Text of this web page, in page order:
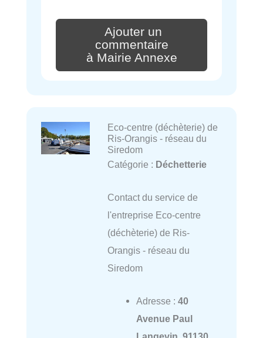
Ajouter un
commentaire
à Mairie Annexe
Eco-centre (déchèterie) de
Ris-Orangis - réseau du
Siredom
Catégorie : Déchetterie
Contact du service de
l'entreprise Eco-centre
(déchèterie) de Ris-
Orangis - réseau du
Siredom
Adresse : 40
Avenue Paul